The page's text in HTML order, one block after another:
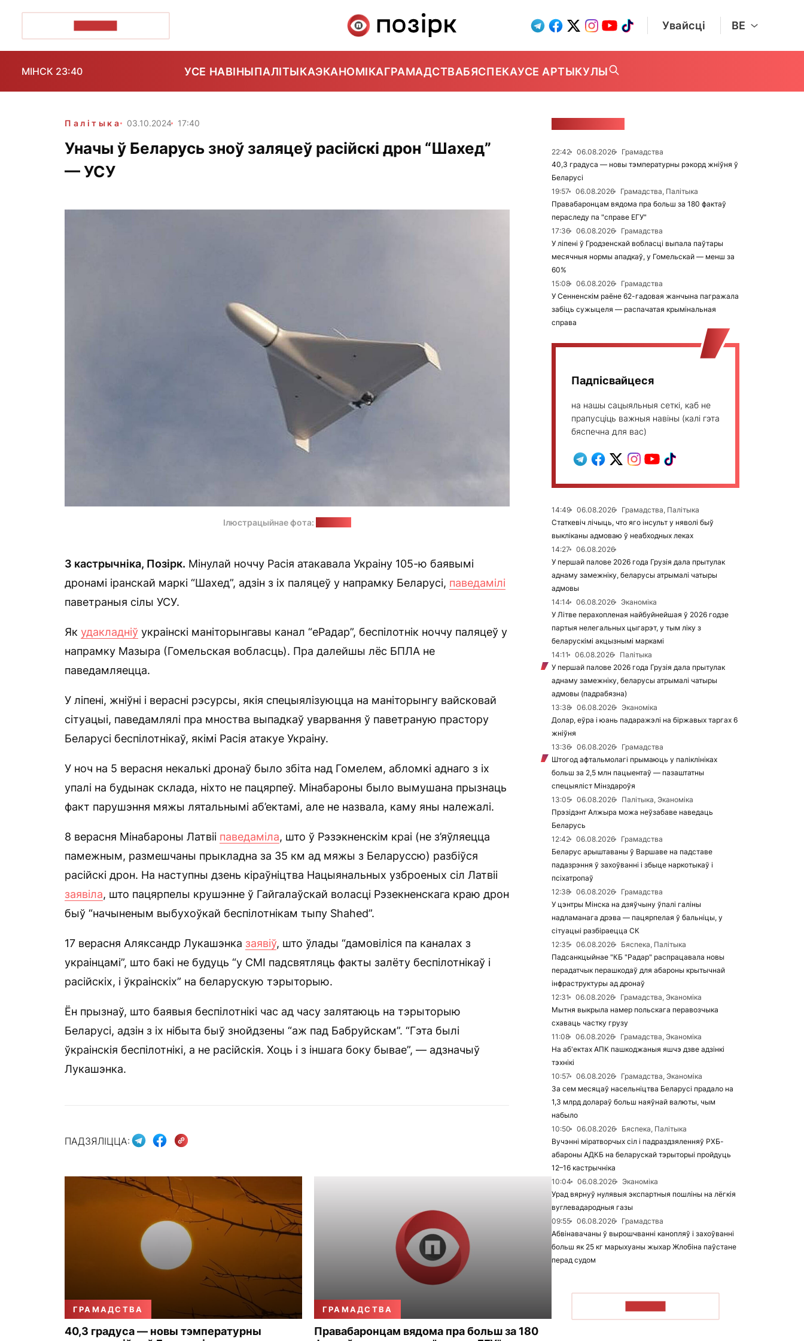
Увайсці BE
МІНСК 23:40 УСЕ НАВІНЫПАЛІТЫКАЭКАНОМІКАГРАМАДСТВАБЯСПЕКАУСЕ АРТЫКУЛЫ
Палітыка 03.10.2024 17:40
Уначы ў Беларусь зноў заляцеў расійскі дрон “Шахед”
— УСУ
Ілюстрацыйнае фота:
3 кастрычніка, Позірк. Мінулай ноччу Расія атакавала Украіну 105-ю баявымі
дронамі іранскай маркі “Шахед”, адзін з іх паляцеў у напрамку Беларусі, паведамілі
паветраныя сілы УСУ.
Як удакладніў украінскі маніторынгавы канал “еРадар”, беспілотнік ноччу паляцеў у
напрамку Мазыра (Гомельская вобласць). Пра далейшы лёс БПЛА не
паведамляецца.
У ліпені, жніўні і верасні рэсурсы, якія спецыялізуюцца на маніторынгу вайсковай
сітуацыі, паведамлялі пра мноства выпадкаў уварвання ў паветраную прастору
Беларусі беспілотнікаў, якімі Расія атакуе Украіну.
У ноч на 5 верасня некалькі дронаў было збіта над Гомелем, абломкі аднаго з іх
упалі на будынак склада, ніхто не пацярпеў. Мінабароны было вымушана прызнаць
факт парушэння мяжы лятальнымі аб’ектамі, але не назвала, каму яны належалі.
8 верасня Мінабароны Латвіі паведаміла, што ў Рэзэкненскім краі (не з’яўляецца
памежным, размешчаны прыкладна за 35 км ад мяжы з Беларуссю) разбіўся
расійскі дрон. На наступны дзень кіраўніцтва Нацыянальных узброеных сіл Латвіі
заявіла, што пацярпелы крушэнне ў Гайгалаўскай воласці Рэзекненскага краю дрон
быў “начыненым выбухоўкай беспілотнікам тыпу Shahed”.
17 верасня Аляксандр Лукашэнка заявіў, што ўлады “дамовіліся па каналах з
украінцамі”, што бакі не будуць “у СМІ падсвятляць факты залёту беспілотнікаў і
расійскіх, і ўкраінскіх” на беларускую тэрыторыю.
Ён прызнаў, што баявыя беспілотнікі час ад часу залятаюць на тэрыторыю
Беларусі, адзін з іх нібыта быў знойдзены “аж пад Бабруйскам”. “Гэта былі
ўкраінскія беспілотнікі, а не расійскія. Хоць і з іншага боку бывае”, — адзначыў
Лукашэнка.
ПАДЗЯЛІЦЦА:
ГРАМАДСТВА
40,3 градуса — новы тэмпературны
ГРАМАДСТВА
Правабаронцам вядома пра больш за 180
22:42 06.08.2026
Грамадства
40,3 градуса — новы тэмпературны рэкорд жніўня ў
Беларусі
19:57
06.08.2026
Грамадства, Палітыка
Правабаронцам вядома пра больш за 180 фактаў
пераследу па "справе ЕГУ"
17:36
06.08.2026
Грамадства
У ліпені ў Гродзенскай вобласці выпала паўтары
месячныя нормы ападкаў, у Гомельскай — менш за
60%
15:08
06.08.2026
Грамадства
У Сенненскім раёне 62-гадовая жанчына пагражала
забіць сужыцеля — распачатая крымінальная
справа
Падпісвайцеся
на нашы сацыяльныя сеткі, каб не
прапусціць важныя навіны (калі гэта
бяспечна для вас)
14:49 06.08.2026
Грамадства, Палітыка
Статкевіч лічыць, что яго інсульт у няволі быў
выкліканы адмоваю ў неабходных леках
14:27
06.08.2026
У першай палове 2026 года Грузія дала прытулак
аднаму замежніку, беларусы атрымалі чатыры
адмовы
14:14
06.08.2026
Эканоміка
У Літве перахопленая найбуйнейшая ў 2026 годзе
партыя нелегальных цыгарэт, у тым ліку з
беларускімі акцызнымі маркамі
14:11
06.08.2026
Палітыка
У першай палове 2026 года Грузія дала прытулак
аднаму замежніку, беларусы атрымалі чатыры
адмовы (падрабязна)
13:38
06.08.2026
Эканоміка
Долар, еўра і юань падаражэлі на біржавых таргах 6
жніўня
13:36
06.08.2026
Грамадства
Штогод афтальмолагі прымаюць у паліклініках
больш за 2,5 млн пацыентаў — пазаштатны
спецыяліст Мінздароўя
13:05
06.08.2026
Палітыка, Эканоміка
Прэзідэнт Алжыра можа неўзабаве наведаць
Беларусь
12:42
06.08.2026
Грамадства
Беларус арыштаваны ў Варшаве на падставе
падазрэння ў захоўванні і збыце наркотыкаў і
псіхатропаў
12:38
06.08.2026
Грамадства
У цэнтры Мінска на дзяўчыну ўпалі галіны
надламанага дрэва — пацярпелая ў бальніцы, у
сітуацыі разбіраецца СК
12:35
06.08.2026
Бяспека, Палітыка
Падсанкцыйнае "КБ "Радар" распрацавала новы
перадатчык перашкодаў для абароны крытычнай
інфраструктуры ад дронаў
12:31
06.08.2026
Грамадства, Эканоміка
Мытня выкрыла намер польскага перавозчыка
схаваць частку грузу
11:08
06.08.2026
Грамадства, Эканоміка
На аб'ектах АПК пашкоджаныя яшчэ дзве адзінкі
тэхнікі
10:57
06.08.2026
Грамадства, Эканоміка
За сем месяцаў насельніцтва Беларусі прадало на
1,3 млрд долараў больш наяўнай валюты, чым
набыло
10:50
06.08.2026
Бяспека, Палітыка
Вучэнні міратворчых сіл і падраздзяленняў РХБ-
абароны АДКБ на беларускай тэрыторыі пройдуць
12–16 кастрычніка
10:04
06.08.2026
Эканоміка
Урад вярнуў нулявыя экспартныя пошліны на лёгкія
вуглевадародныя газы
09:55
06.08.2026
Грамадства
Абвінавачаны ў вырошчванні канопляў і захоўванні
больш як 25 кг марыхуаны жыхар Жлобіна паўстане
перад судом